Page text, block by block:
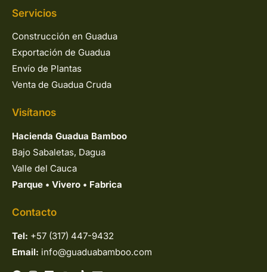
Servicios
Construcción en Guadua
Exportación de Guadua
Envío de Plantas
Venta de Guadua Cruda
Visítanos
Hacienda Guadua Bamboo
Bajo Sabaletas, Dagua
Valle del Cauca
Parque • Vivero • Fabrica
Contacto
Tel: +57 (317) 447-9432
Email: info@guaduabamboo.com